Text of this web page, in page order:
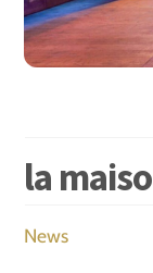
la
News